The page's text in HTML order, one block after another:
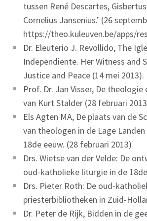
tussen René Descartes,
Cornelius Jansenius.’ (26
https://theo.kuleuven.be/apps/
Dr. Eleuterio J. Revollido, The
Independiente. Her Witness and
Justice and Peace (14 mei 2013).
Prof. Dr. Jan Visser, De
van Kurt Stalder (28 februari
Els Agten MA, De plaats van de
van theologen in de Lage Landen
18de eeuw. (28 februari 2013)
Drs. Wietse van der Velde: De
oud-katholieke liturgie in de
Drs. Pieter Roth: De oud-
priesterbibliotheken in Zuid-
Dr. Peter de Rijk, Bidden in de